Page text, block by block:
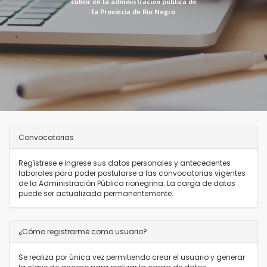
cubrir en la administración pública de
la Provincia de Río Negro
Convocatorias
Regístrese e ingrese sus datos personales y antecedentes
laborales para poder postularse a las convocatorias vigentes
de la Administración Pública rionegrina. La carga de datos
puede ser actualizada permanentemente.
¿Cómo registrarme como usuario?
Se realiza por única vez permitiendo crear el usuario y generar